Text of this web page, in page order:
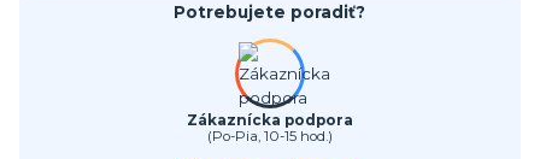
Potrebujete poradiť?
Zákaznícka podpora
(Po-Pia, 10-15 hod.)